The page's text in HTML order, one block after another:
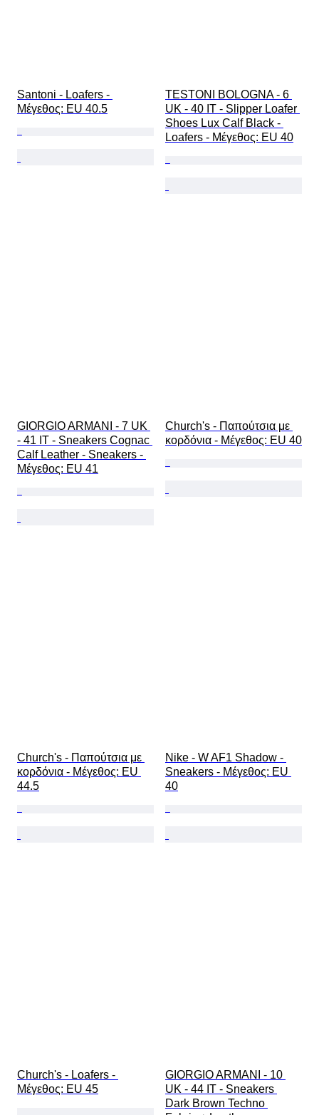
Santoni - Loafers -
Mέγεθος: EU 40.5
TESTONI BOLOGNA - 6
UK - 40 IT - Slipper Loafer
Shoes Lux Calf Black -
Loafers - Mέγεθος: EU 40
GIORGIO ARMANI - 7 UK
- 41 IT - Sneakers Cognac
Calf Leather - Sneakers -
Mέγεθος: EU 41
Church's - Παπούτσια με
κορδόνια - Mέγεθος: EU 40
Church's - Παπούτσια με
κορδόνια - Mέγεθος: EU
44.5
Nike - W AF1 Shadow -
Sneakers - Mέγεθος: EU
40
Church's - Loafers -
Mέγεθος: EU 45
GIORGIO ARMANI - 10
UK - 44 IT - Sneakers
Dark Brown Techno